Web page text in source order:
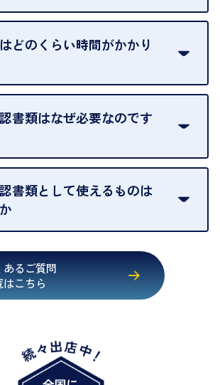
、迅速に対応させていただきます。
能です。
いう形で、お品物をお戻しすることがで
含む8日間のうちに、お気軽にお申し出
お品物は、8日間保管しております。
いておりません。査定金額にご納得いた
合は、その場でお断りいただいても問題
ん。お気軽にご相談ください。
どのくらい時間がかかり
容や点数によって異なりますが、店頭買
1点あたり数分程度が目安です。大量の
合は、お時間をいただくことがございま
書類はなぜ必要なのです
物営業法により、お客様のご本人確認を
義務付けられています。安心してお取引
めにも、ご協力をお願いいたします。
書類として使えるものは
証確認書
ンバーカード
ド
ポート
あるご質問
はこちら